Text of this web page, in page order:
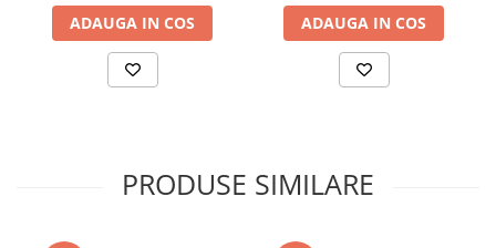
ADAUGA IN COS ADAUGA IN COS
PRODUSE SIMILARE